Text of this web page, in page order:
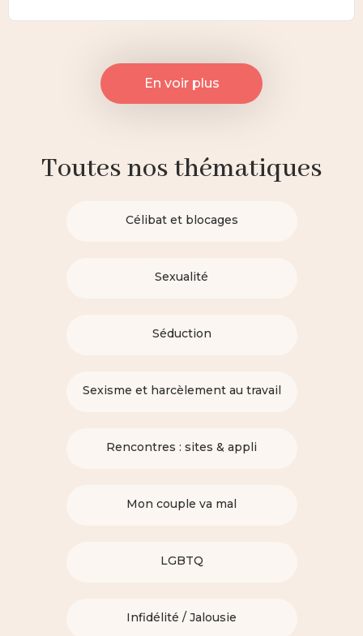
En voir plus
Toutes nos thématiques
Célibat et blocages
Sexualité
Séduction
Sexisme et harcèlement au travail
Rencontres : sites & appli
Mon couple va mal
LGBTQ
Infidélité / Jalousie